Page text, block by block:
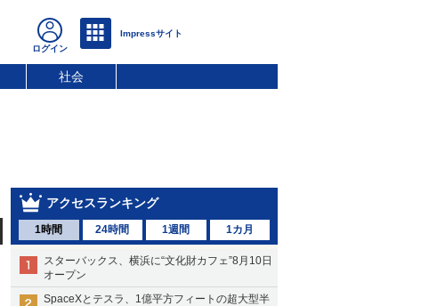
社会
アクセスランキング
1時間 24時間 1週間 1カ月
スターバックス、横浜に“文化財カフェ”8月10日
オープン
SpaceXとテスラ、1億平方フィートの超大型半